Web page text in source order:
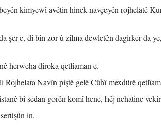
kimyewî avêtin hinek navçeyên rojhelatê
şer e, di bin zor û zilma dewletên dagirker da
herweha dîroka qetlîaman e.
Navîn piştê gelê Cûhî mexdûrê
bi sedan gorên komî hene, hêj nehatine
in.